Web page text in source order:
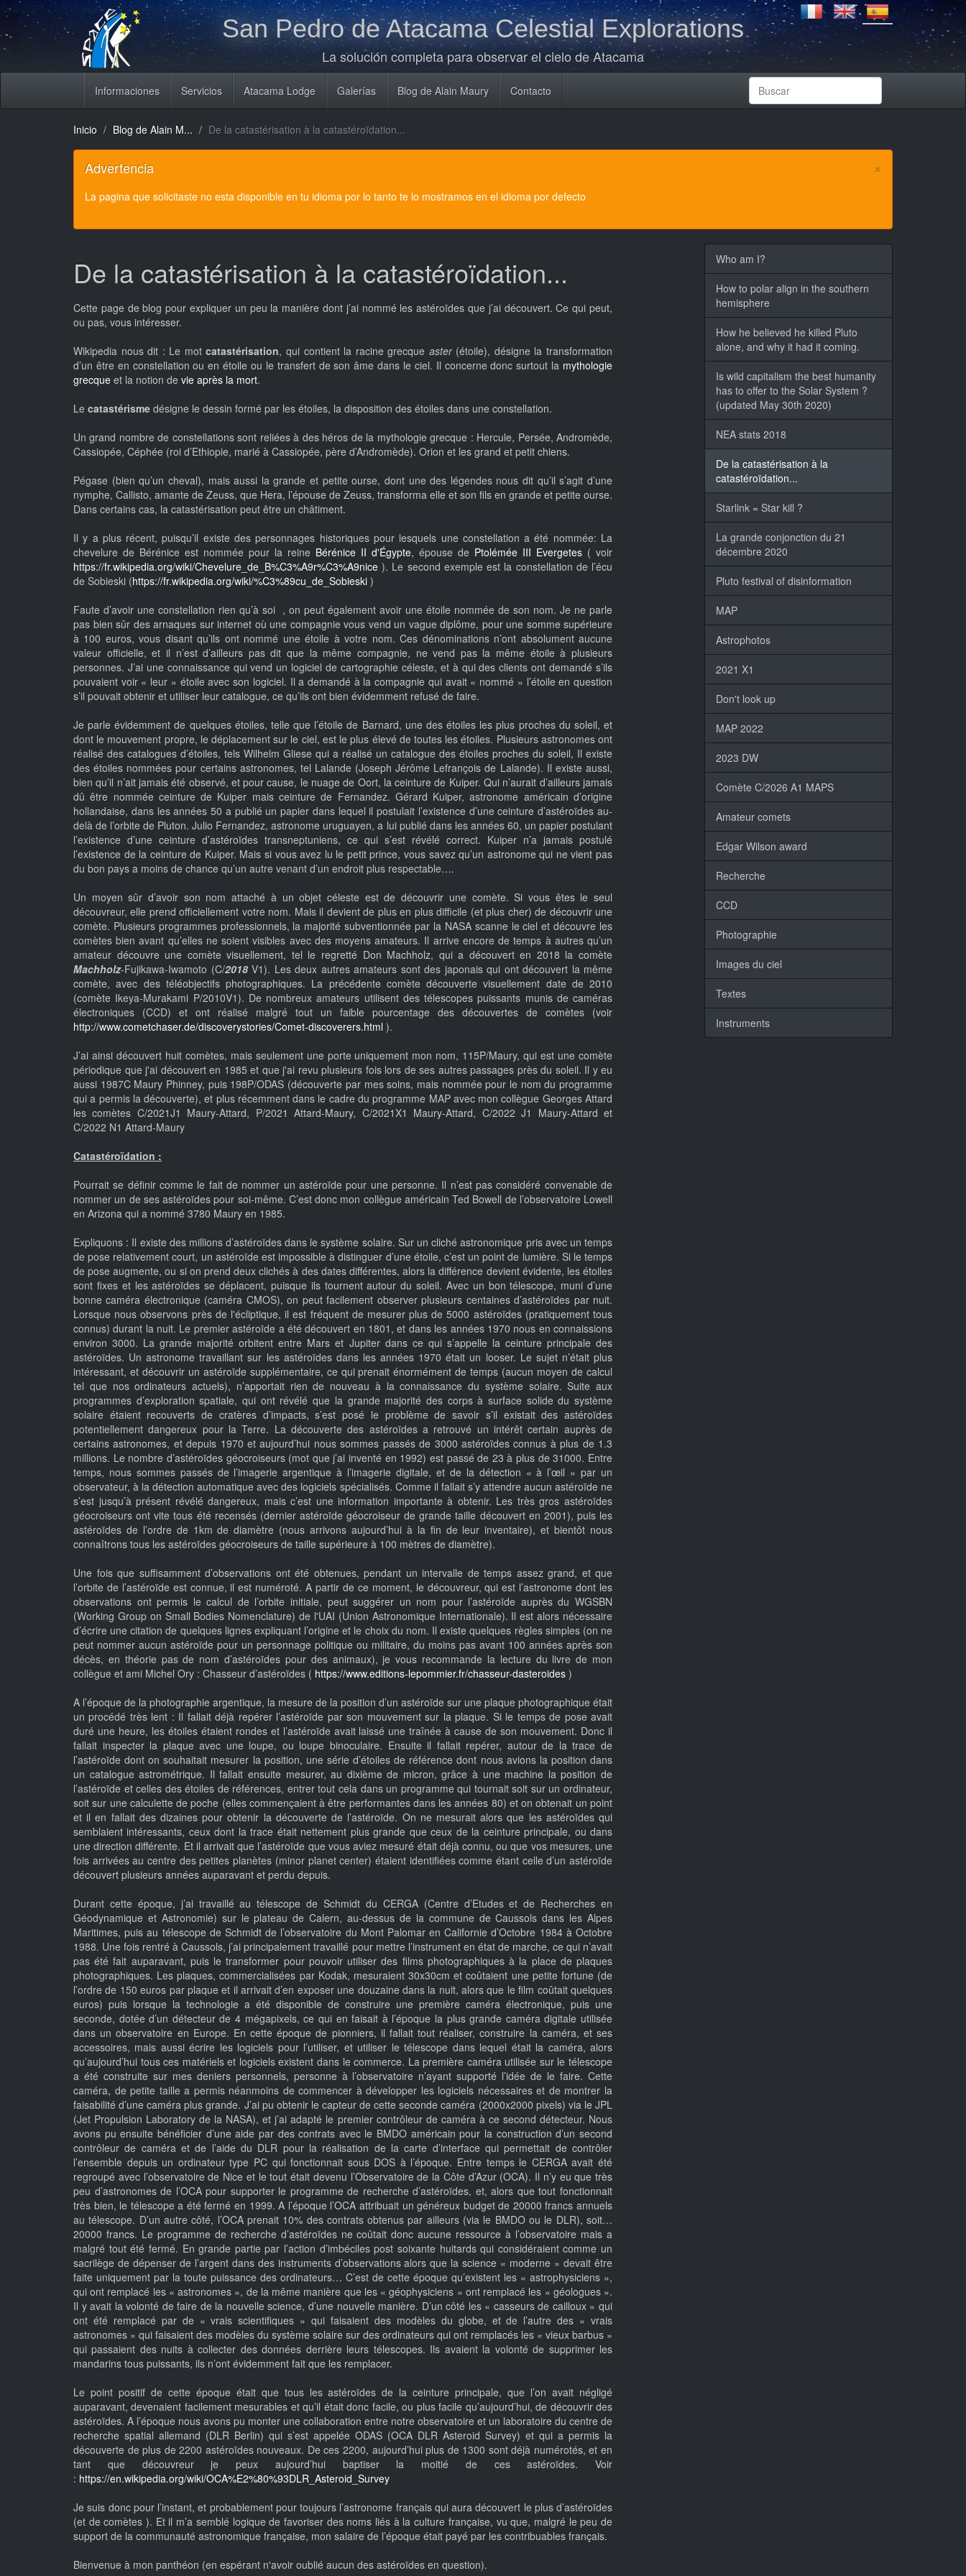
San Pedro de Atacama Celestial Explorations
La solución completa para observar el cielo de Atacama
Informaciones Servicios Atacama Lodge Galerías Blog de Alain Maury Contacto
Inicio Blog de Alain M... De la catastérisation à la catastéroïdation...
×
Advertencia
La pagina que solicitaste no esta disponible en tu idioma por lo tanto te lo mostramos en el idioma por defecto
De la catastérisation à la catastéroïdation...
Cette page de blog pour expliquer un peu la manière dont j’ai nommé les astéroïdes que j’ai découvert. Ce qui peut,
ou pas, vous intéresser.
Wikipedia nous dit : Le motcatastérisation, qui contient la racine grecque aster(étoile), désigne la transformation
d’un être en constellation ou en étoile ou le transfert de son âme dans le ciel. Il concerne donc surtout la mythologie
grecque et la notion de vie après la mort.
Le catastérisme désigne le dessin formé par les étoiles, la disposition des étoiles dans une constellation.
Un grand nombre de constellations sont reliées à des héros de la mythologie grecque : Hercule, Persée, Andromède,
Cassiopée, Céphée (roi d’Ethiopie, marié à Cassiopée, père d’Andromède). Orion et les grand et petit chiens.
Pégase (bien qu’un cheval), mais aussi la grande et petite ourse, dont une des légendes nous dit qu’il s’agit d’une
nymphe, Callisto, amante de Zeuss, que Hera, l’épouse de Zeuss, transforma elle et son fils en grande et petite ourse.
Dans certains cas, la catastérisation peut être un châtiment.
Il y a plus récent, puisqu’il existe des personnages historiques pour lesquels une constellation a été nommée: La
chevelure de Bérénice est nommée pour la reine Bérénice II d'Égypte, épouse de Ptolémée III Evergetes ( voir
https://fr.wikipedia.org/wiki/Chevelure_de_B%C3%A9r%C3%A9nice ). Le second exemple est la constellation de l’écu
de Sobieski (https://fr.wikipedia.org/wiki/%C3%89cu_de_Sobieski )
Faute d’avoir une constellation rien qu’à soi , on peut également avoir une étoile nommée de son nom. Je ne parle
pas bien sûr des arnaques sur internet où une compagnie vous vend un vague diplôme, pour une somme supérieure
à 100 euros, vous disant qu’ils ont nommé une étoile à votre nom. Ces dénominations n’ont absolument aucune
valeur officielle, et il n’est d’ailleurs pas dit que la même compagnie, ne vend pas la même étoile à plusieurs
personnes. J’ai une connaissance qui vend un logiciel de cartographie céleste, et à qui des clients ont demandé s’ils
pouvaient voir « leur » étoile avec son logiciel. Il a demandé à la compagnie qui avait « nommé » l’étoile en question
s’il pouvait obtenir et utiliser leur catalogue, ce qu’ils ont bien évidemment refusé de faire.
Je parle évidemment de quelques étoiles, telle que l’étoile de Barnard, une des étoiles les plus proches du soleil, et
dont le mouvement propre, le déplacement sur le ciel, est le plus élevé de toutes les étoiles. Plusieurs astronomes ont
réalisé des catalogues d’étoiles, tels Wilhelm Gliese qui a réalisé un catalogue des étoiles proches du soleil, Il existe
des étoiles nommées pour certains astronomes, tel Lalande (Joseph Jérôme Lefrançois de Lalande). Il existe aussi,
bien qu’il n’ait jamais été observé, et pour cause, le nuage de Oort, la ceinture de Kuiper. Qui n’aurait d’ailleurs jamais
dû être nommée ceinture de Kuiper mais ceinture de Fernandez. Gérard Kuiper, astronome américain d’origine
hollandaise, dans les années 50 a publié un papier dans lequel il postulait l’existence d’une ceinture d’astéroïdes au-
delà de l’orbite de Pluton. Julio Fernandez, astronome uruguayen, a lui publié dans les années 60, un papier postulant
l’existence d’une ceinture d’astéroïdes transneptuniens, ce qui s’est révélé correct. Kuiper n’a jamais postulé
l’existence de la ceinture de Kuiper. Mais si vous avez lu le petit prince, vous savez qu’un astronome qui ne vient pas
du bon pays a moins de chance qu’un autre venant d’un endroit plus respectable….
Un moyen sûr d’avoir son nom attaché à un objet céleste est de découvrir une comète. Si vous êtes le seul
découvreur, elle prend officiellement votre nom. Mais il devient de plus en plus difficile (et plus cher) de découvrir une
comète. Plusieurs programmes professionnels, la majorité subventionnée par la NASA scanne le ciel et découvre les
comètes bien avant qu’elles ne soient visibles avec des moyens amateurs. Il arrive encore de temps à autres qu’un
amateur découvre une comète visuellement, tel le regretté Don Machholz, qui a découvert en 2018 la comète
Machholz-Fujikawa-Iwamoto (C/2018V1). Les deux autres amateurs sont des japonais qui ont découvert la même
comète, avec des téléobjectifs photographiques. La précédente comète découverte visuellement date de 2010
(comète Ikeya-Murakami P/2010V1). De nombreux amateurs utilisent des télescopes puissants munis de caméras
électroniques (CCD) et ont réalisé malgré tout un faible pourcentage des découvertes de comètes (voir
http://www.cometchaser.de/discoverystories/Comet-discoverers.html ).
J’ai ainsi découvert huit comètes, mais seulement une porte uniquement mon nom, 115P/Maury, qui est une comète
périodique que j'ai découvert en 1985 et que j'ai revu plusieurs fois lors de ses autres passages près du soleil. Il y eu
aussi 1987C Maury Phinney, puis 198P/ODAS (découverte par mes soins, mais nommée pour le nom du programme
qui a permis la découverte), et plus récemment dans le cadre du programme MAP avec mon collègue Georges Attard
les comètes C/2021J1 Maury-Attard, P/2021 Attard-Maury, C/2021X1 Maury-Attard, C/2022 J1 Maury-Attard et
C/2022 N1 Attard-Maury
Catastéroïdation :
Pourrait se définir comme le fait de nommer un astéroïde pour une personne. Il n’est pas considéré convenable de
nommer un de ses astéroïdes pour soi-même. C’est donc mon collègue américain Ted Bowell de l’observatoire Lowell
en Arizona qui a nommé 3780 Maury en 1985.
Expliquons : Il existe des millions d’astéroïdes dans le système solaire. Sur un cliché astronomique pris avec un temps
de pose relativement court, un astéroïde est impossible à distinguer d’une étoile, c’est un point de lumière. Si le temps
de pose augmente, ou si on prend deux clichés à des dates différentes, alors la différence devient évidente, les étoiles
sont fixes et les astéroïdes se déplacent, puisque ils tournent autour du soleil. Avec un bon télescope, muni d’une
bonne caméra électronique (caméra CMOS), on peut facilement observer plusieurs centaines d’astéroïdes par nuit.
Lorsque nous observons près de l'écliptique, il est fréquent de mesurer plus de 5000 astéroïdes (pratiquement tous
connus) durant la nuit. Le premier astéroïde a été découvert en 1801, et dans les années 1970 nous en connaissions
environ 3000. La grande majorité orbitent entre Mars et Jupiter dans ce qui s’appelle la ceinture principale des
astéroïdes. Un astronome travaillant sur les astéroïdes dans les années 1970 était un looser. Le sujet n’était plus
intéressant, et découvrir un astéroïde supplémentaire, ce qui prenait énormément de temps (aucun moyen de calcul
tel que nos ordinateurs actuels), n’apportait rien de nouveau à la connaissance du système solaire. Suite aux
programmes d’exploration spatiale, qui ont révélé que la grande majorité des corps à surface solide du système
solaire étaient recouverts de cratères d’impacts, s’est posé le problème de savoir s’il existait des astéroïdes
potentiellement dangereux pour la Terre. La découverte des astéroïdes a retrouvé un intérêt certain auprès de
certains astronomes, et depuis 1970 et aujourd’hui nous sommes passés de 3000 astéroïdes connus à plus de 1.3
millions. Le nombre d’astéroïdes géocroiseurs (mot que j’ai inventé en 1992) est passé de 23 à plus de 31000. Entre
temps, nous sommes passés de l’imagerie argentique à l’imagerie digitale, et de la détection « à l’œil » par un
observateur, à la détection automatique avec des logiciels spécialisés. Comme il fallait s’y attendre aucun astéroïde ne
s’est jusqu’à présent révélé dangereux, mais c’est une information importante à obtenir. Les très gros astéroïdes
géocroiseurs ont vite tous été recensés (dernier astéroïde géocroiseur de grande taille découvert en 2001), puis les
astéroïdes de l’ordre de 1km de diamètre (nous arrivons aujourd’hui à la fin de leur inventaire), et bientôt nous
connaîtrons tous les astéroïdes géocroiseurs de taille supérieure à 100 mètres de diamètre).
Une fois que suffisamment d’observations ont été obtenues, pendant un intervalle de temps assez grand, et que
l’orbite de l’astéroïde est connue, il est numéroté. A partir de ce moment, le découvreur, qui est l’astronome dont les
observations ont permis le calcul de l’orbite initiale, peut suggérer un nom pour l’astéroïde auprès du WGSBN
(Working Group on Small Bodies Nomenclature) de l'UAI (Union Astronomique Internationale). Il est alors nécessaire
d’écrire une citation de quelques lignes expliquant l’origine et le choix du nom. Il existe quelques règles simples (on ne
peut nommer aucun astéroïde pour un personnage politique ou militaire, du moins pas avant 100 années après son
décès, en théorie pas de nom d’astéroïdes pour des animaux), je vous recommande la lecture du livre de mon
collègue et ami Michel Ory : Chasseur d’astéroïdes ( https://www.editions-lepommier.fr/chasseur-dasteroides )
A l’époque de la photographie argentique, la mesure de la position d’un astéroïde sur une plaque photographique était
un procédé très lent : Il fallait déjà repérer l’astéroïde par son mouvement sur la plaque. Si le temps de pose avait
duré une heure, les étoiles étaient rondes et l’astéroïde avait laissé une traînée à cause de son mouvement. Donc il
fallait inspecter la plaque avec une loupe, ou loupe binoculaire. Ensuite il fallait repérer, autour de la trace de
l’astéroïde dont on souhaitait mesurer la position, une série d’étoiles de référence dont nous avions la position dans
un catalogue astrométrique. Il fallait ensuite mesurer, au dixième de micron, grâce à une machine la position de
l’astéroïde et celles des étoiles de références, entrer tout cela dans un programme qui tournait soit sur un ordinateur,
soit sur une calculette de poche (elles commençaient à être performantes dans les années 80) et on obtenait un point
et il en fallait des dizaines pour obtenir la découverte de l’astéroïde. On ne mesurait alors que les astéroïdes qui
semblaient intéressants, ceux dont la trace était nettement plus grande que ceux de la ceinture principale, ou dans
une direction différente. Et il arrivait que l’astéroïde que vous aviez mesuré était déjà connu, ou que vos mesures, une
fois arrivées au centre des petites planètes (minor planet center) étaient identifiées comme étant celle d’un astéroïde
découvert plusieurs années auparavant et perdu depuis.
Durant cette époque, j’ai travaillé au télescope de Schmidt du CERGA (Centre d’Etudes et de Recherches en
Géodynamique et Astronomie) sur le plateau de Calern, au-dessus de la commune de Caussols dans les Alpes
Maritimes, puis au télescope de Schmidt de l’observatoire du Mont Palomar en Californie d’Octobre 1984 à Octobre
1988. Une fois rentré à Caussols, j’ai principalement travaillé pour mettre l’instrument en état de marche, ce qui n’avait
pas été fait auparavant, puis le transformer pour pouvoir utiliser des films photographiques à la place de plaques
photographiques. Les plaques, commercialisées par Kodak, mesuraient 30x30cm et coûtaient une petite fortune (de
l’ordre de 150 euros par plaque et il arrivait d’en exposer une douzaine dans la nuit, alors que le film coûtait quelques
euros) puis lorsque la technologie a été disponible de construire une première caméra électronique, puis une
seconde, dotée d’un détecteur de 4 mégapixels, ce qui en faisait à l’époque la plus grande caméra digitale utilisée
dans un observatoire en Europe. En cette époque de pionniers, il fallait tout réaliser, construire la caméra, et ses
accessoires, mais aussi écrire les logiciels pour l’utiliser, et utiliser le télescope dans lequel était la caméra, alors
qu’aujourd’hui tous ces matériels et logiciels existent dans le commerce. La première caméra utilisée sur le télescope
a été construite sur mes deniers personnels, personne à l’observatoire n’ayant supporté l’idée de le faire. Cette
caméra, de petite taille a permis néanmoins de commencer à développer les logiciels nécessaires et de montrer la
faisabilité d’une caméra plus grande. J’ai pu obtenir le capteur de cette seconde caméra (2000x2000 pixels) via le JPL
(Jet Propulsion Laboratory de la NASA), et j’ai adapté le premier contrôleur de caméra à ce second détecteur. Nous
avons pu ensuite bénéficier d’une aide par des contrats avec le BMDO américain pour la construction d’un second
contrôleur de caméra et de l’aide du DLR pour la réalisation de la carte d’interface qui permettait de contrôler
l’ensemble depuis un ordinateur type PC qui fonctionnait sous DOS à l’époque. Entre temps le CERGA avait été
regroupé avec l’observatoire de Nice et le tout était devenu l’Observatoire de la Côte d’Azur (OCA). Il n’y eu que très
peu d’astronomes de l’OCA pour supporter le programme de recherche d’astéroïdes, et, alors que tout fonctionnait
très bien, le télescope a été fermé en 1999. A l’époque l’OCA attribuait un généreux budget de 20000 francs annuels
au télescope. D’un autre côté, l’OCA prenait 10% des contrats obtenus par ailleurs (via le BMDO ou le DLR), soit…
20000 francs. Le programme de recherche d’astéroïdes ne coûtait donc aucune ressource à l’observatoire mais a
malgré tout été fermé. En grande partie par l’action d’imbéciles post soixante huitards qui considéraient comme un
sacrilège de dépenser de l’argent dans des instruments d’observations alors que la science « moderne » devait être
faite uniquement par la toute puissance des ordinateurs… C’est de cette époque qu’existent les « astrophysiciens »,
qui ont remplacé les « astronomes », de la même manière que les « géophysiciens » ont remplacé les « géologues ».
Il y avait la volonté de faire de la nouvelle science, d’une nouvelle manière. D’un côté les « casseurs de cailloux » qui
ont été remplacé par de « vrais scientifiques » qui faisaient des modèles du globe, et de l’autre des « vrais
astronomes » qui faisaient des modèles du système solaire sur des ordinateurs qui ont remplacés les « vieux barbus »
qui passaient des nuits à collecter des données derrière leurs télescopes. Ils avaient la volonté de supprimer les
mandarins tous puissants, ils n’ont évidemment fait que les remplacer.
Le point positif de cette époque était que tous les astéroïdes de la ceinture principale, que l’on avait négligé
auparavant, devenaient facilement mesurables et qu’il était donc facile, ou plus facile qu’aujourd’hui, de découvrir des
astéroïdes. A l’époque nous avons pu monter une collaboration entre notre observatoire et un laboratoire du centre de
recherche spatial allemand (DLR Berlin) qui s’est appelée ODAS (OCA DLR Asteroid Survey) et qui a permis la
découverte de plus de 2200 astéroïdes nouveaux. De ces 2200, aujourd’hui plus de 1300 sont déjà numérotés, et en
tant que découvreur je peux aujourd’hui baptiser la moitié de ces astéroïdes. Voir
: https://en.wikipedia.org/wiki/OCA%E2%80%93DLR_Asteroid_Survey
Je suis donc pour l’instant, et probablement pour toujours l’astronome français qui aura découvert le plus d’astéroïdes
(et de comètes ). Et il m’a semblé logique de favoriser des noms liés à la culture française, vu que, malgré le peu de
support de la communauté astronomique française, mon salaire de l’époque était payé par les contribuables français.
Bienvenue à mon panthéon (en espérant n'avoir oublié aucun des astéroïdes en question).
Who am I?
How to polar align in the southern
hemisphere
How he believed he killed Pluto
alone, and why it had it coming.
Is wild capitalism the best humanity
has to offer to the Solar System ?
(updated May 30th 2020)
NEA stats 2018
De la catastérisation à la
catastéroïdation...
Starlink = Star kill ?
La grande conjonction du 21
décembre 2020
Pluto festival of disinformation
MAP
Astrophotos
2021 X1
Don't look up
MAP 2022
2023 DW
Comète C/2026 A1 MAPS
Amateur comets
Edgar Wilson award
Recherche
CCD
Photographie
Images du ciel
Textes
Instruments